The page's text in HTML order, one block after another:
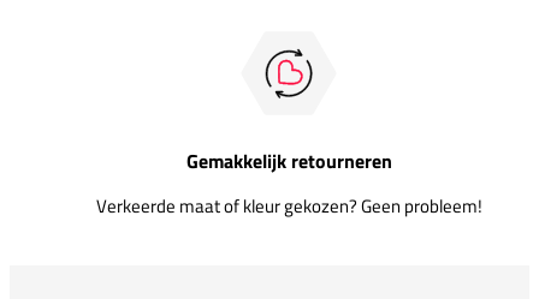
Gemakkelijk retourneren
Verkeerde maat of kleur gekozen? Geen probleem!